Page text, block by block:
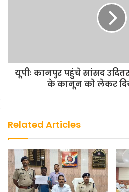
यूपीः कानपुर पहुंचे सांसद
के कानून को लेकर
Related Articles